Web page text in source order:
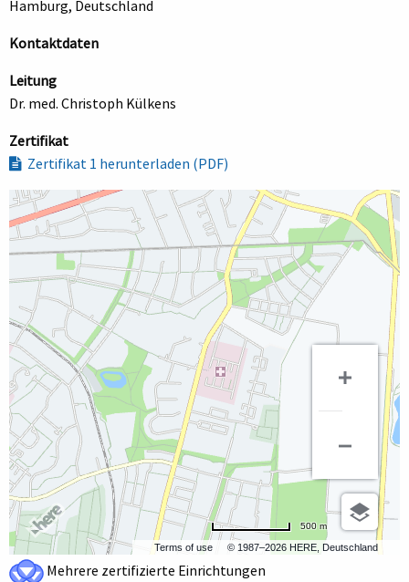
Hamburg, Deutschland
Kontaktdaten
Leitung
Dr. med. Christoph Külkens
Zertifikat
Zertifikat 1 herunterladen (PDF)
Terms of use © 1987–2026 HERE, Deutschland
500 m
Mehrere zertifizierte Einrichtungen